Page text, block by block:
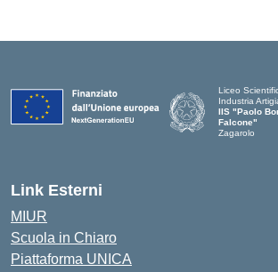
Liceo
Industria
IIS "Paolo
Falcone"
Zagarolo
Link Esterni
MIUR
Scuola in Chiaro
Piattaforma UNICA